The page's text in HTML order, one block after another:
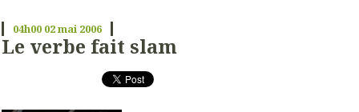
04h00 02mai 2006
Le verbe fait slam